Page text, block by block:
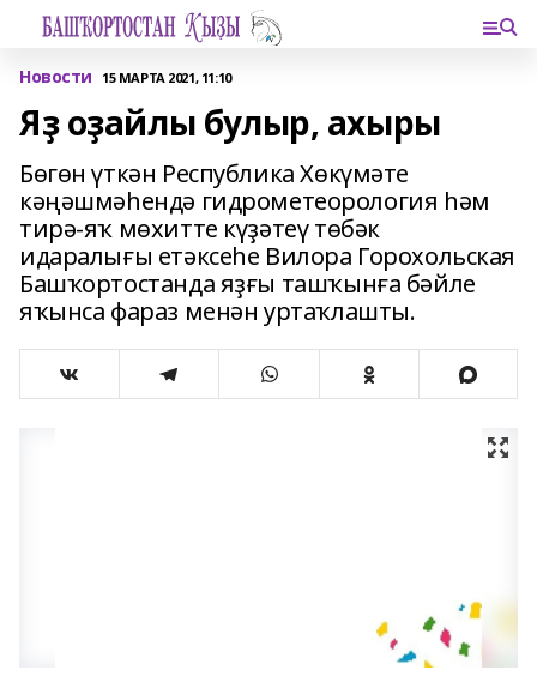
Новости 15 МАРТА 2021, 11:10
Яҙ оҙайлы булыр, ахыры
Бөгөн үткән Республика Хөкүмәте
кәңәшмәһендә гидрометеорология һәм
тирә-яҡ мөхитте күҙәтеү төбәк
идаралығы етәксеһе Вилора Горохольская
Башҡортостанда яҙғы ташҡынға бәйле
яҡынса фараз менән уртаҡлашты.